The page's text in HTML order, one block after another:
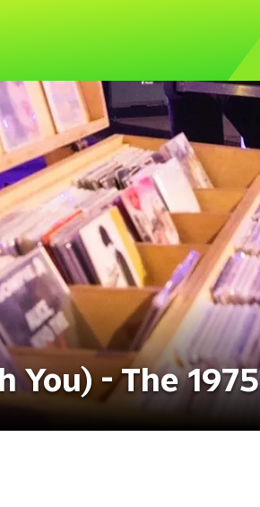
You) - The 1975